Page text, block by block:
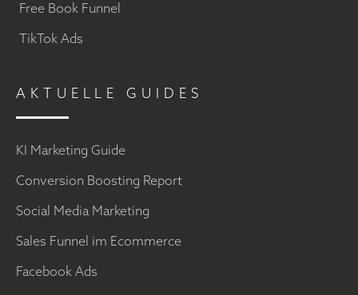
Free Book Funnel
TikTok Ads
AKTUELLE GUIDES
KI Marketing Guide
Conversion Boosting Report
Social Media Marketing
Sales Funnel im Ecommerce
Facebook Ads